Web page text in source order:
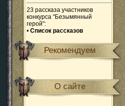
23 рассказа участников
конкурса "Безымянный
герой":
• Список рассказов
Рекомендуем
О сайте